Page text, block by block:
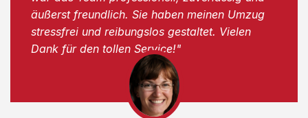
äußerst freundlich. Sie haben meinen Umzug
stressfrei und reibungslos gestaltet. Vielen
Dank für den tollen Service!"